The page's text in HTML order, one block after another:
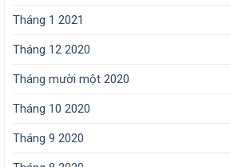
Tháng 1 2021
Tháng 12 2020
Tháng mười một 2020
Tháng 10 2020
Tháng 9 2020